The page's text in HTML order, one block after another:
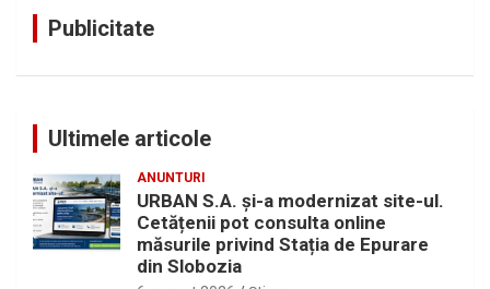
Publicitate
Ultimele articole
ANUNTURI
URBAN S.A. și-a modernizat site-ul.
Cetățenii pot consulta online
măsurile privind Stația de Epurare
din Slobozia